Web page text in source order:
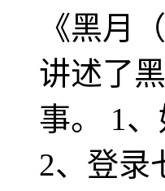
《黑月
讲述了
事。 1
2、登录